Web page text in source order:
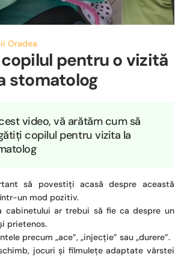
Oradea
pentru o vizită
stomatolog
video, vă arătăm cum să
copilul pentru vizita la
să povestiți acasă despre această
un mod pozitiv.
cabinetului ar trebui să fie ca despre un
prietenos.
precum „ace”, „injecție” sau „durere”.
jocuri și filmulețe adaptate vârstei